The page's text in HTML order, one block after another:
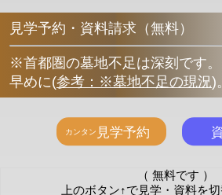
見学予約・資料請求（無料）
※首都圏の墓地不足は深刻です
早めに(参考：※墓地不足の現況)。
（ 無料です ）
上のボタン↑で見学・資料を